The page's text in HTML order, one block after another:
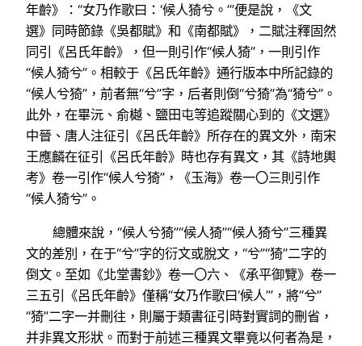
年齡》：“女乃作歌曰：‘候人猗兮。’”便是說，《文
選》同時節錄《吳都賦》和《南都賦》，二賦注釋固然
同引《呂氏年齡》，但一則引作“候人猗”，一則引作
“候人猗兮”。相較于《呂氏年齡》通行版本中所記錄的
“候人兮猗”，前者無“兮”字，后者則倒“兮猗”為“猗兮”。
此外，在畢沅、俞樾、鹽田屯等追蹤關心到的《文選》
中晉、唐人注征引《呂氏年齡》所存在的異文外，南宋
王應麟在征引《呂氏年齡》時也存有異文，其《詩地輿
考》卷一引作“候人兮猗”，《玉海》卷一〇三則引作
“候人猗兮”。
總體來說，“候人兮猗”“候人猗”“候人猗兮”三種異
文的差別，在于“兮”字的衍文或脫文，“兮”“猗”二字的
倒文。至如《北堂書鈔》卷一〇六、《承平御覽》卷一
三五引《呂氏年齡》僅稱“女乃作歌曰‘候人’”，將“兮”
“猗”二字一并刪往，則屬于類書征引時對實詞的刪省，
并非異文形狀。而對于前述三種異文畢竟以何者為是，